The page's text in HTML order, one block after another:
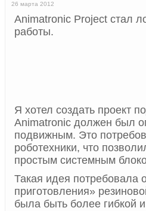
26 марта 2012
Animatronic Project стал
работы.
Я хотел создать проект
Animatronic должен был
подвижным. Это
роботехники, что
простым системным
Такая идея потребовала
приготовления»
была быть более гибкой